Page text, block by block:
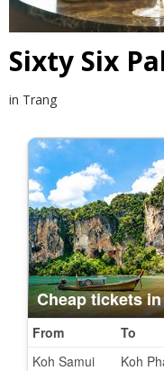
Sixty Six
in Trang